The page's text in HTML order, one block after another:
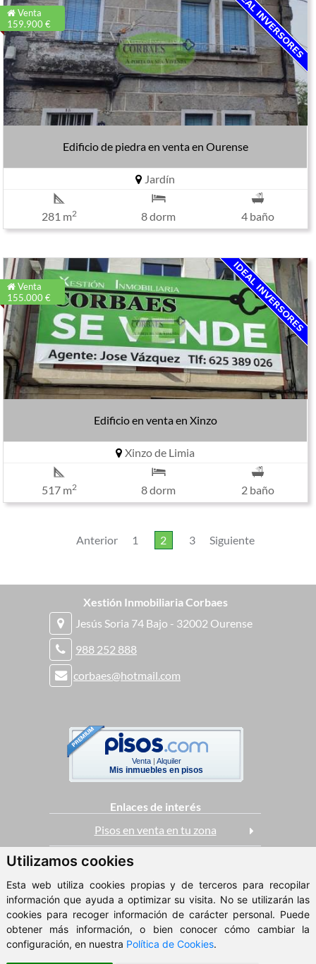
Utilizamos cookies
Esta web utiliza cookies propias y de terceros para recopilar
información que ayuda a optimizar su visita. No se utilizarán las
cookies para recoger información de carácter personal. Puede
obtener más información, o bien conocer cómo cambiar la
configuración, en nuestra Política de Cookies.
Venta
159.900 €
Edificio de piedra en venta en Ourense
Jardín
281 m2 8 dorm 4 baño
Venta
155.000 €
Edificio en venta en Xinzo
Xinzo de Limia
517 m2 8 dorm 2 baño
Anterior 1 2 3 Siguiente
Xestión Inmobiliaria Corbaes
Jesús Soria 74 Bajo - 32002 Ourense
988 252 888
corbaes@hotmail.com
Venta| Alquiler
Mis inmuebles en pisos
Enlaces de interés
Pisos en venta en tu zona
Casas en venta
Pisos en alquiler
ClickViviendas
© 2026 - Xestión Inmobiliaria Corbaes